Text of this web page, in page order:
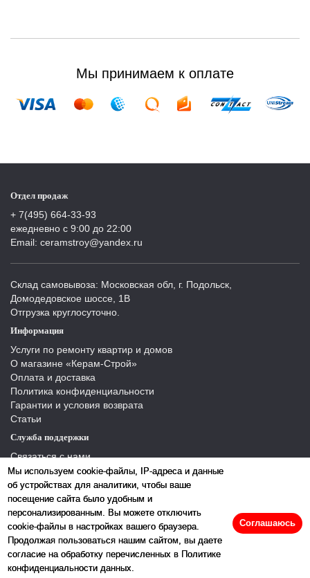
Мы используем cookie-файлы, IP-адреса и данные
об устройствах для аналитики, чтобы ваше
посещение сайта было удобным и
персонализированным. Вы можете отключить
cookie-файлы в настройках вашего браузера.
Продолжая пользоваться нашим сайтом, вы даете
согласие на обработку перечисленных в Политике
конфиденциальности данных.
Соглашаюсь
Мы принимаем к оплате
Отдел продаж
+ 7(495) 664-33-93
ежедневно с 9:00 до 22:00
Email: ceramstroy@yandex.ru
Склад самовывоза: Московская обл, г. Подольск,
Домодедовское шоссе, 1В
Отгрузка круглосуточно.
Информация
Услуги по ремонту квартир и домов
О магазине «Керам-Строй»
Оплата и доставка
Политика конфиденциальности
Гарантии и условия возврата
Статьи
Служба поддержки
Связаться с нами
Отзывы
Производители
Карта сайта
2026 © «Керамстрой»